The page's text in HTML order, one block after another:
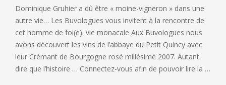
Dominique Gruhier a dû être « moine-vigneron » dans une
autre vie… Les Buvologues vous invitent à la rencontre de
cet homme de foi(e). vie monacale Aux Buvologues nous
avons découvert les vins de l’abbaye du Petit Quincy avec
leur Crémant de Bourgogne rosé millésimé 2007. Autant
dire que l’histoire … Connectez-vous afin de pouvoir lire la …